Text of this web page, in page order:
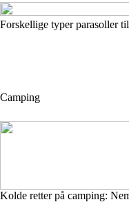
Forskellige typer parasoller
Camping
Kolde retter på camping: